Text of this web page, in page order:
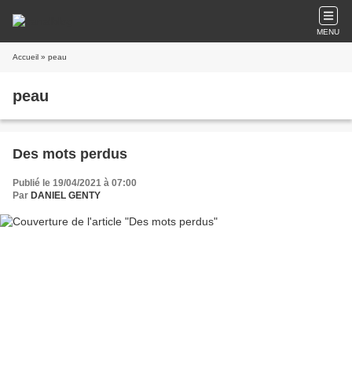
MENU
Accueil » peau
peau
Des mots perdus
Publié le 19/04/2021 à 07:00
Par DANIEL GENTY